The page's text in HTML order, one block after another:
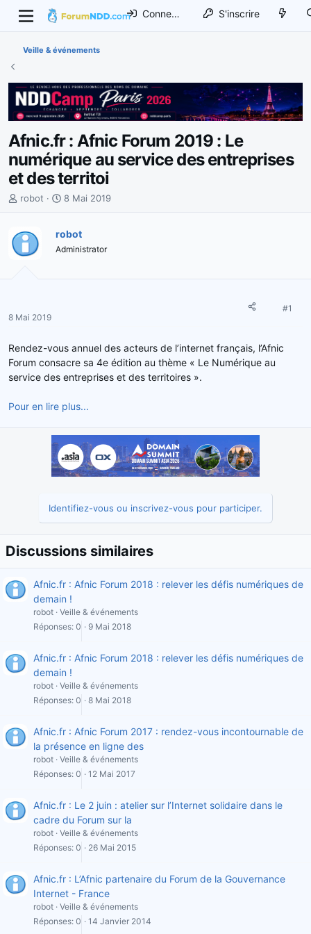
Connexion S'inscrire
Veille & événements
Afnic.fr : Afnic Forum 2019 : Le
numérique au service des entreprises
et des territoi
I
t
i
r
e
l
a
i
robot
D
e
d
8 Mai 2019
robot
Administrator
8 Mai 2019
#1
Rendez-vous annuel des acteurs de l’internet français, l’Afnic
Forum consacre sa 4e édition au thème « Le Numérique au
service des entreprises et des territoires ».
Pour en lire plus...
Identifiez-vous ou inscrivez-vous pour participer.
Discussions similaires
Afnic.fr : Afnic Forum 2018 : relever les défis numériques de
demain !
robot Veille & événements
Réponses 0 9 Mai 2018
Afnic.fr : Afnic Forum 2018 : relever les défis numériques de
demain !
robot Veille & événements
Réponses 0 8 Mai 2018
Afnic.fr : Afnic Forum 2017 : rendez-vous incontournable de
la présence en ligne des
robot Veille & événements
Réponses 0 12 Mai 2017
Afnic.fr : Le 2 juin : atelier sur l’Internet solidaire dans le
cadre du Forum sur la
robot Veille & événements
Réponses 0 26 Mai 2015
Afnic.fr : L’Afnic partenaire du Forum de la Gouvernance
Internet - France
robot Veille & événements
Réponses 0 14 Janvier 2014